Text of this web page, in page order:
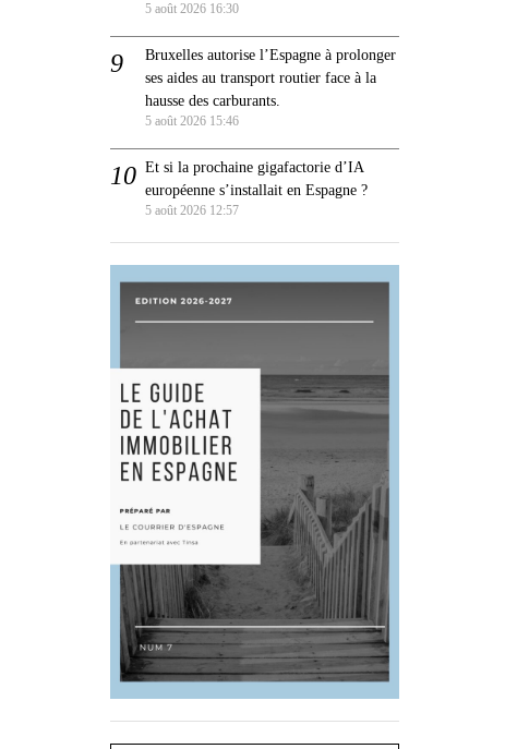
5 août 2026 16:30
Bruxelles autorise l’Espagne à prolonger
ses aides au transport routier face à la
hausse des carburants.
5 août 2026 15:46
Et si la prochaine gigafactorie d’IA
européenne s’installait en Espagne ?
5 août 2026 12:57